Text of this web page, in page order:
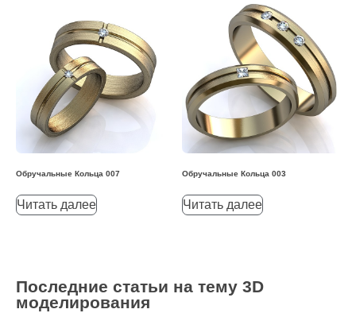
Обручальные Кольца 007
Читать далее
Обручальные Кольца 003
Читать далее
Последние статьи на тему 3D
моделирования